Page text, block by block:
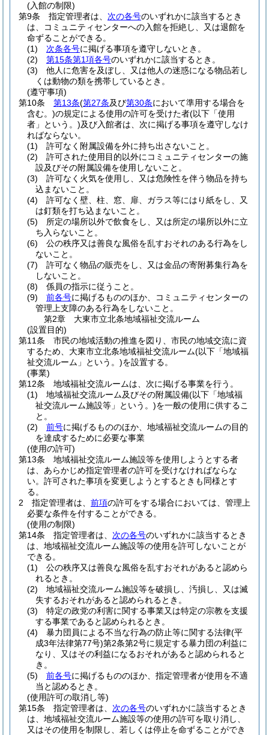
(入館の制限)
第9条
指定管理者は、 次の各号のいずれかに該当するとき
は、コミュニティセンターへの入館を拒絶し、又は退館を
命ずることができる。
(1)
次条各号に掲げる事項を遵守しないとき。
(2)
第15条第1項各号のいずれかに該当するとき。
(3)
他人に危害を及ぼし、又は他人の迷惑になる物品若し
くは動物の類を携帯しているとき。
(遵守事項)
第10条
第13条(第27条及び第30条において準用する場合を
含む。)の規定による使用の許可を受けた者(以下「使用
者」という。)及び入館者は、次に掲げる事項を遵守しなけ
ればならない。
(1)
許可なく附属設備を外に持ち出さないこと。
(2)
許可された使用目的以外にコミュニティセンターの施
設及びその附属設備を使用しないこと。
(3)
許可なく火気を使用し、又は危険性を伴う物品を持ち
込まないこと。
(4)
許可なく壁、柱、窓、扉、ガラス等にはり紙をし、又
は釘類を打ち込まないこと。
(5)
所定の場所以外で飲食をし、又は所定の場所以外に立
ち入らないこと。
(6)
公の秩序又は善良な風俗を乱すおそれのある行為をし
ないこと。
(7)
許可なく物品の販売をし、又は金品の寄附募集行為を
しないこと。
(8)
係員の指示に従うこと。
(9)
前各号に掲げるもののほか、コミュニティセンターの
管理上支障のある行為をしないこと。
第2章
大東市立北条地域福祉交流ルーム
(設置目的)
第11条
市民の地域活動の推進を図り、市民の地域交流に資
するため、大東市立北条地域福祉交流ルーム(以下「地域福
祉交流ルーム」という。)を設置する。
(事業)
第12条
地域福祉交流ルームは、次に掲げる事業を行う。
(1)
地域福祉交流ルーム及びその附属設備(以下「地域福
祉交流ルーム施設等」という。)を一般の使用に供するこ
と。
(2)
前号に掲げるもののほか、地域福祉交流ルームの目的
を達成するために必要な事業
(使用の許可)
第13条
地域福祉交流ルーム施設等を使用しようとする者
は、あらかじめ指定管理者の許可を受けなければならな
い。 許可された事項を変更しようとするときも同様とす
る。
2
指定管理者は、 前項の許可をする場合においては、管理上
必要な条件を付することができる。
(使用の制限)
第14条
指定管理者は、 次の各号のいずれかに該当するとき
は、地域福祉交流ルーム施設等の使用を許可しないことが
できる。
(1)
公の秩序又は善良な風俗を乱すおそれがあると認めら
れるとき。
(2)
地域福祉交流ルーム施設等を破損し、汚損し、又は滅
失するおそれがあると認められるとき。
(3)
特定の政党の利害に関する事業又は特定の宗教を支援
する事業であると認められるとき。
(4)
暴力団員による不当な行為の防止等に関する法律(平
成3年法律第77号)第2条第2号に規定する暴力団の利益に
なり、又はその利益になるおそれがあると認められると
き。
(5)
前各号に掲げるもののほか、指定管理者が使用を不適
当と認めるとき。
(使用許可の取消し等)
第15条
指定管理者は、 次の各号のいずれかに該当するとき
は、地域福祉交流ルーム施設等の使用の許可を取り消し、
又はその使用を制限し、若しくは停止を命ずることができ